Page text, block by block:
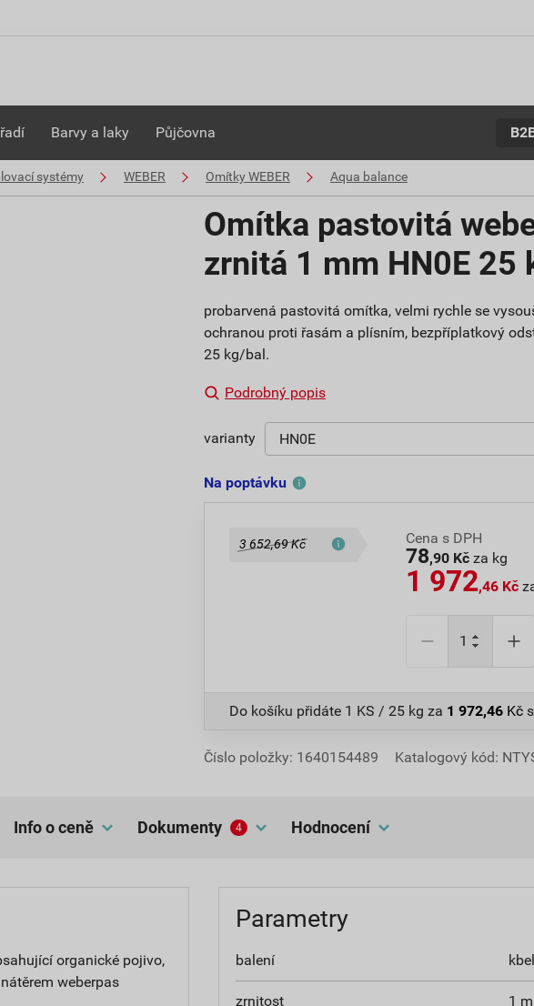
Barvy a laky Půjčovna
systémy WEBER Omítky WEBER Aqua balance
Omítka pastovitá
zrnitá 1 mm HN0E 25
probarvená pastovitá omítka, velmi rychle se
ochranou proti řasám a plísním, bezpříplatkový
25 kg/bal.
Podrobný popis
varianty
Na poptávku
3 652,69 Kč Cena s DPH
78,90 Kč za kg
1 972,46 Kč
Do košíku přidáte 1 KS / 25 kg za 1 972,46 Kč
Číslo položky: 1640154489 Katalogový kód:
Info o ceně dokumenty 4 hodnocení
organické pojivo,
weberpas
Parametry
balení
zrnitost 1